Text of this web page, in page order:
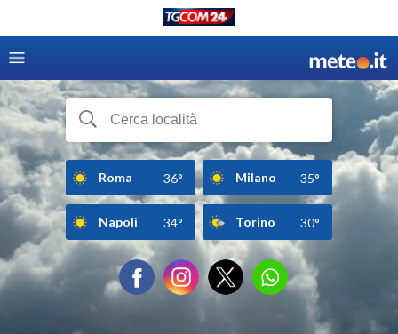
Roma 36° Milano 35°
Napoli 34° Torino 30°